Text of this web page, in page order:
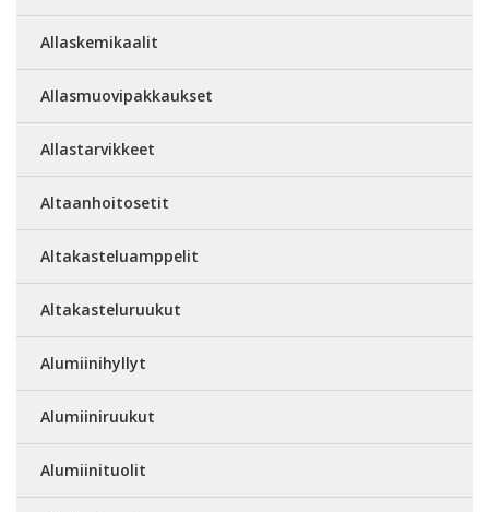
Allaskemikaalit
Allasmuovipakkaukset
Allastarvikkeet
Altaanhoitosetit
Altakasteluamppelit
Altakasteluruukut
Alumiinihyllyt
Alumiiniruukut
Alumiinituolit